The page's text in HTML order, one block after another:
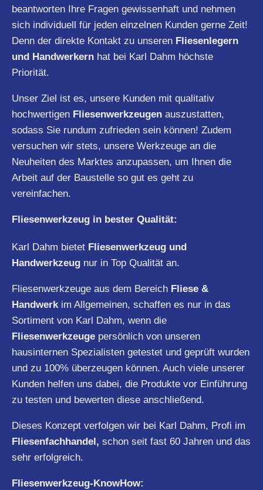
beantworten Ihre Fragen gewissenhaft und nehmen
sich individuell für jeden einzelnen Kunden gerne Zeit!
Denn der direkte Kontakt zu unseren Fliesenlegern
und Handwerkern hat bei Karl Dahm höchste
Priorität.
Unser Ziel ist es, unsere Kunden mit qualitativ
hochwertigen Fliesenwerkzeugen auszustatten,
sodass Sie rundum zufrieden sein können! Zudem
versuchen wir stets, unsere Werkzeuge an die
Neuheiten des Marktes anzupassen, um Ihnen die
Arbeit auf der Baustelle so gut es geht zu
vereinfachen.
Fliesenwerkzeug in bester Qualität:
Karl Dahm bietet Fliesenwerkzeug und
Handwerkzeug nur in Top Qualität an.
Fliesenwerkzeuge aus dem Bereich Fliese &
Handwerkim Allgemeinen, schaffen es nur in das
Sortiment von Karl Dahm, wenn die
Fliesenwerkzeuge persönlich von unseren
hausinternen Spezialisten getestet und geprüft wurden
und zu 100% überzeugen können. Auch viele unserer
Kunden helfen uns dabei, die Produkte vor Einführung
zu testen und bewerten diese anschließend.
Dieses Konzept verfolgen wir bei Karl Dahm, Profi im
Fliesenfachhandel, schon seit fast 60 Jahren und das
sehr erfolgreich.
Fliesenwerkzeug-KnowHow: